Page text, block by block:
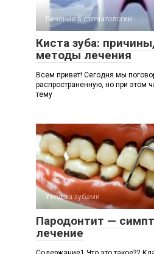
Лечение в стоматологии
Киста зуба:
методы лечения
Всем привет! Сегодня мы
распространенную, но при этом
тему
Уход за зубами
Пародонтит —
лечение